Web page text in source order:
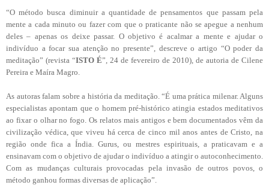
“O método busca diminuir a quantidade de pensamentos que passam pela
mente a cada minuto ou fazer com que o praticante não se apegue a nenhum
deles – apenas os deixe passar. O objetivo é acalmar a mente e ajudar o
indivíduo a focar sua atenção no presente”, descreve o artigo “O poder da
meditação” (revista “ISTO É”, 24 de fevereiro de 2010), de autoria de Cilene
Pereira e Maíra Magro.
As autoras falam sobre a história da meditação. “É uma prática milenar. Alguns
especialistas apontam que o homem pré-histórico atingia estados meditativos
ao fixar o olhar no fogo. Os relatos mais antigos e bem documentados vêm da
civilização védica, que viveu há cerca de cinco mil anos antes de Cristo, na
região onde fica a Índia. Gurus, ou mestres espirituais, a praticavam e a
ensinavam com o objetivo de ajudar o indivíduo a atingir o autoconhecimento.
Com as mudanças culturais provocadas pela invasão de outros povos, o
método ganhou formas diversas de aplicação”.